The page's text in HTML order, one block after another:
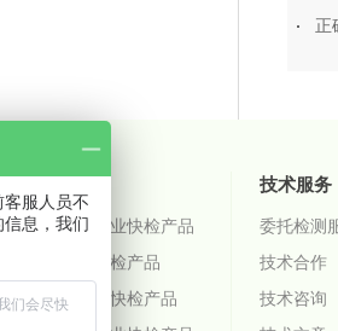
正
粮油饲料行业快检产品
乳品行业快检产品
中药材行业快检产品
技术服务
委托检测
技术合作
技术咨询
服人员不
息，我们